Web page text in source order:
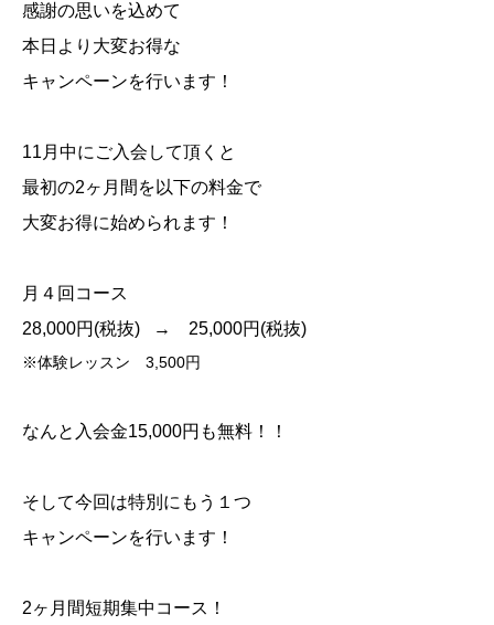
感謝の思いを込めて
本日より大変お得な
キャンペーンを行います！
11 月中にご入会して頂くと
最初の2ヶ月間を以下の料金で
大変お得に始められます！
月４回コース
28,000円 (税抜) → 25,000円 (税抜)
※体験レッスン 3,500円
なんと入会金15,000円も無料！！
そして今回は特別にもう１つ
キャンペーンを行います！
2ヶ月間短期集中コース！